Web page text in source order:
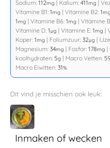
Sodium:112mg | Kalium:411mg |
Vitamine B1:1mg |Vitamine B2:1mg
1mg |Vitamine B6:1mg |Vitamine
Vitamine D:1µg |Vitamine E:1mg |
Koper:1mg | Foliumzuur:32µg |
Magnesium:34mg | Fosfor:178mg |
koolhydraten: 5g | Macro Vetten:
Macro Eiwitten:31%
Dit vind je misschien ook leuk:
Inmaken of wecken